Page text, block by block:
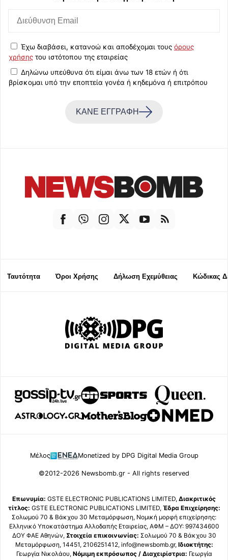
Έχω διαβάσει, κατανοώ και αποδέχομαι τους όρους
χρήσης του ιστότοπου της εταιρείας
Δηλώνω υπεύθυνα ότι είμαι άνω των 18 ετών ή ότι
βρίσκομαι υπό την εποπτεία γονέα ή κηδεμόνα ή επιτρόπου
ΚΑΝΕ ΕΓΓΡΑΦΗ
Ταυτότητα Όροι Χρήσης Δήλωση Εχεμύθειας Κώδικας
Μέλος Monetized by DPG Digital Media Group
©2012-2026 Newsbomb.gr - All rights reserved
Επωνυμία: GSTE ELECTRONIC PUBLICATIONS LIMITED, Διακριτικός
τίτλος: GSTE ELECTRONIC PUBLICATIONS LIMITED, Έδρα Επιχείρησης:
Σολωμού 70 & Βάκχου 30 Μεταμόρφωση, Νομική μορφή επιχείρησης:
Ελληνικό Υποκατάστημα Αλλοδαπής Εταιρείας, ΑΦΜ – ΔΟΥ: 997434600
ΔΟΥ ΦΑΕ Αθηνών, Στοιχεία επικοινωνίας: Σολωμού 70 & Βάκχου 30
Μεταμόρφωση, 14451, 2106251412, info@newsbomb.gr, Ιδιοκτήτης:
Γεωργία Νικολάου, Νόμιμη εκπρόσωπος / Διαχειρίστρια: Γεωργία